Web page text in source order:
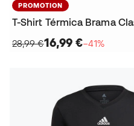
PROMOTION
T-Shirt Térmica Brama
28,99 €16,99 €−41%